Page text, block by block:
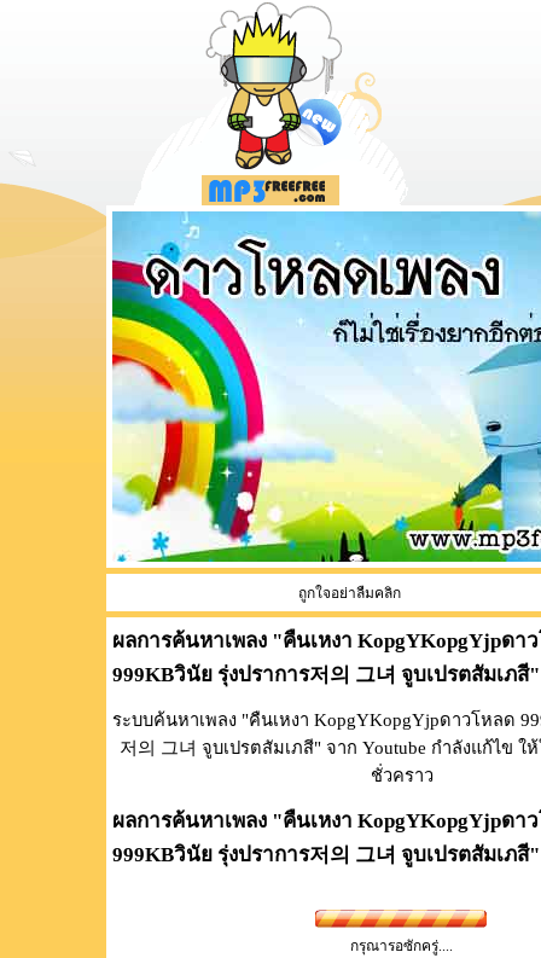
ถูกใจอย่าลืมคลิก
ผลการค้นหาเพลง "คืนเหงา KopgYKopgYjpดา
999KBวินัย รุ่งปราการ저의 그녀 จูบเปรตสัมเภสี"
ระบบค้นหาเพลง "คืนเหงา KopgYKopgYjpดาวโหลด
저의 그녀 จูบเปรตสัมเภสี" จาก Youtube กำลังแก้ไข ใ
ชั่วคราว
ผลการค้นหาเพลง "คืนเหงา KopgYKopgYjpดา
999KBวินัย รุ่งปราการ저의 그녀 จูบเปรตสัมเภสี"
กรุณารอซักครู่....